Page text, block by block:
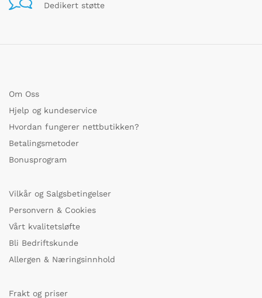
Dedikert støtte
Om Oss
Hjelp og kundeservice
Hvordan fungerer nettbutikken?
Betalingsmetoder
Bonusprogram
Vilkår og Salgsbetingelser
Personvern & Cookies
Vårt kvalitetsløfte
Bli Bedriftskunde
Allergen & Næringsinnhold
Frakt og priser